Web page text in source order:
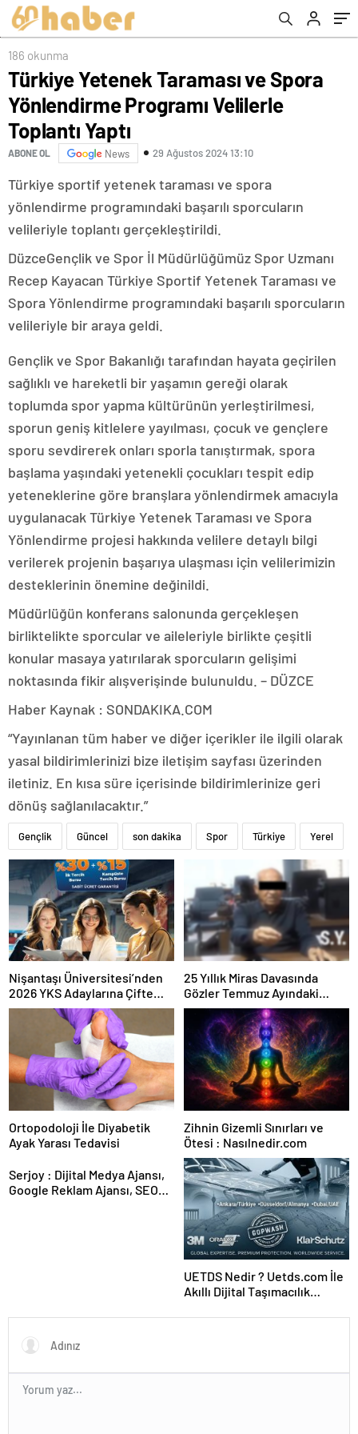
Yaptı
186 okunma
Türkiye Yetenek Taraması ve Spora
Yönlendirme Programı Velilerle
Toplantı Yaptı
ABONE OL News 29 Ağustos 2024 13:10
Türkiye sportif yetenek taraması ve spora
yönlendirme programındaki başarılı sporcuların
velileriyle toplantı gerçekleştirildi.
DüzceGençlik ve Spor İl Müdürlüğümüz Spor Uzmanı
Recep Kayacan Türkiye Sportif Yetenek Taraması ve
Spora Yönlendirme programındaki başarılı sporcuların
velileriyle bir araya geldi.
Gençlik ve Spor Bakanlığı tarafından hayata geçirilen
sağlıklı ve hareketli bir yaşamın gereği olarak
toplumda spor yapma kültürünün yerleştirilmesi,
sporun geniş kitlelere yayılması, çocuk ve gençlere
sporu sevdirerek onları sporla tanıştırmak, spora
başlama yaşındaki yetenekli çocukları tespit edip
yeteneklerine göre branşlara yönlendirmek amacıyla
uygulanacak Türkiye Yetenek Taraması ve Spora
Yönlendirme projesi hakkında velilere detaylı bilgi
verilerek projenin başarıya ulaşması için velilerimizin
desteklerinin önemine değinildi.
Müdürlüğün konferans salonunda gerçekleşen
birliktelikte sporcular ve aileleriyle birlikte çeşitli
konular masaya yatırılarak sporcuların gelişimi
noktasında fikir alışverişinde bulunuldu. – DÜZCE
Haber Kaynak : SONDAKIKA.COM
“Yayınlanan tüm haber ve diğer içerikler ile ilgili olarak
yasal bildirimlerinizi bize iletişim sayfası üzerinden
iletiniz. En kısa süre içerisinde bildirimlerinize geri
dönüş sağlanılacaktır.”
Gençlik Güncel son dakika Spor Türkiye Yerel
Nişantaşı Üniversitesi’nden
2026 YKS Adaylarına Çifte
Güvence: Sabit Ücret ve
Kesintisiz Burs
25 Yıllık Miras Davasında
Gözler Temmuz Ayındaki
Karar Duruşmasına Çevrildi
Ortopodoloji İle Diyabetik
Ayak Yarası Tedavisi
Zihnin Gizemli Sınırları ve
Ötesi : Nasılnedir.com
Serjoy : Dijital Medya Ajansı,
Google Reklam Ajansı, SEO
UETDS Nedir ? Uetds.com İle
Akıllı Dijital Taşımacılık